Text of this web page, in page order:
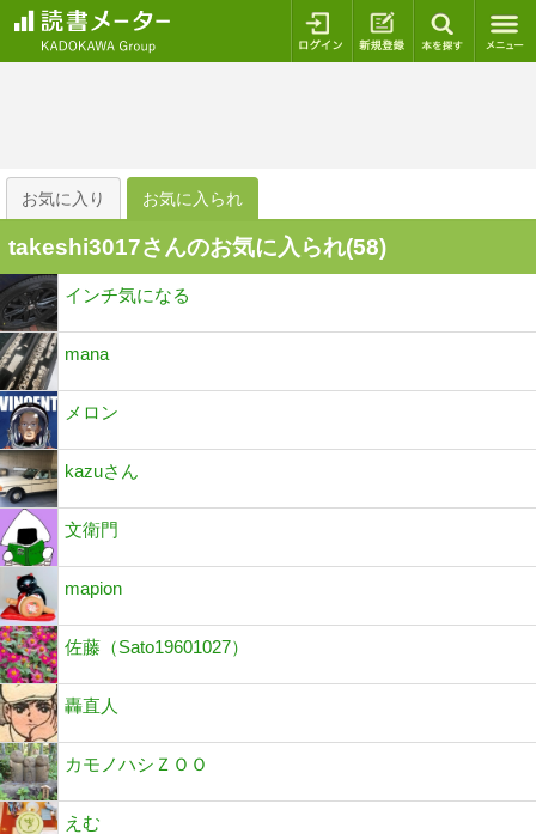
ログイン 新規登録
お気に入り お気に入られ
takeshi3017さんのお気に入られ(58)
インチ気になる
mana
メロン
kazuさん
文衛門
mapion
佐藤（Sato19601027）
轟直人
カモノハシＺＯＯ
えむ